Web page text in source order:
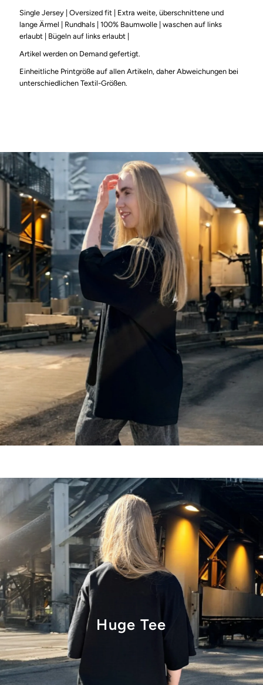
Pink
|
Pink
|
Single Jersey |Oversized fit | Extra weite, überschnittene und
lange Ärmel | Rundhals | 100% Baumwolle |waschen auf links
erlaubt | Bügeln auf links erlaubt |
Artikel werden on Demand gefertigt.
Einheitliche Printgröße auf allen Artikeln, daher Abweichungen bei
unterschiedlichen Textil-Größen.
Huge Tee